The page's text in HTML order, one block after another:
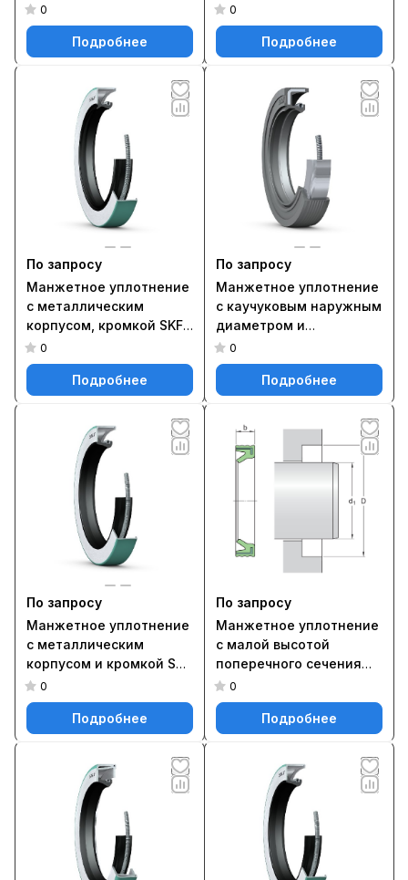
Wave, для жидкой или
пластичной смазки,
метрические и
0
Подробнее
однокромочным
уплотнением, для
жидкой или пластичной
размеры 18X40X7 HMS5
0
Подробнее
По запросу
Манжетное уплотнение
с металлическим
корпусом, кромкой SKF
Wave и
вспомогательной
контактной кромкой,
дюймовые размеры
0
Подробнее
По запросу
Манжетное уплотнение
с каучуковым наружным
диаметром и
однокромочным
уплотнением, для
жидкой или пластичной
0
Подробнее
По запросу
Манжетное уплотнение
с металлическим
корпусом и кромкой SKF
Wave, для жидкой или
пластичной смазки,
метрические и
0
Подробнее
По запросу
Манжетное уплотнение
с малой высотой
поперечного сечения
для игольчатых
роликоподшипников,
типа G G 43X53X4
0
Подробнее